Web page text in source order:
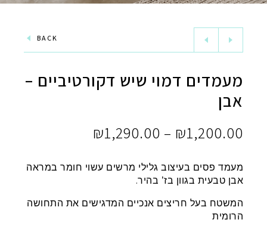
BACK
מעמדים דמוי שיש דקורטיביים –
אבן
₪1,200.00
–
₪1,290.00
עד
מעמד פסים בעיצוב גלילי מרשים עשוי חומר במראה
אבן טבעית בגוון בז’ בהיר.
המשטח בעל חריצים אנכיים המדגישים את התחושה
הרומית